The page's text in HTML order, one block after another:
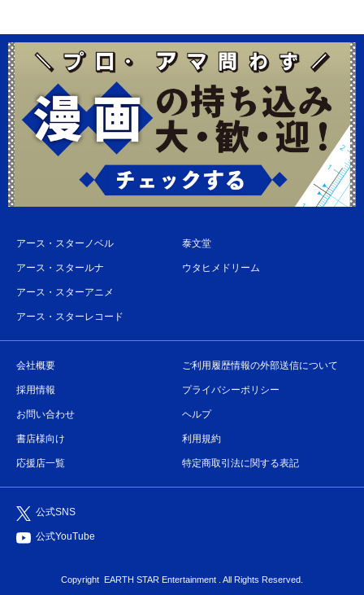
アース・スターノベル
アース・スタールナ
アース・スターアニメ
アース・スターレコード
泰文堂
ウタヒメドリーム
会社概要
採用情報
お問い合わせ
書店様向け
応援店一覧
ご利用履歴情報の外部送信について
プライバシーポリシー
ヘルプ
利用規約
特定商取引法に関する表記
公式SNS
公式YouTube
Copyright EARTH STAR Entertainment . All Rights Reserved.